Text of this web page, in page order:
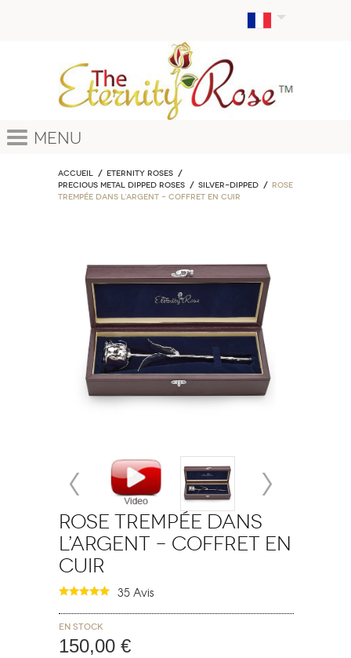
Menu
Accueil
ETERNITY ROSES
Precious Metal Dipped Roses
Silver-Dipped
Rose
Trempée dans l’Argent – Coffret en Cuir
Rose Trempée dans
l’Argent – Coffret en
Cuir
35 Avis
En stock
150,00 €